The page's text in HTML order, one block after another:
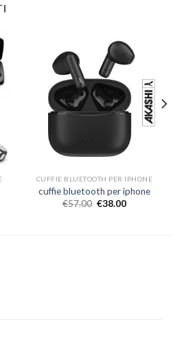
CUFFIE BLUETOOTH PER IPHONE
cuffie bluetooth per iphone
€57.00 €38.00